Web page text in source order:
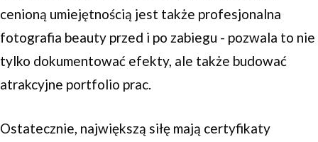
cenioną umiejętnością jest także profesjonalna
fotografia beauty przed i po zabiegu - pozwala to nie
tylko dokumentować efekty, ale także budować
atrakcyjne portfolio prac.
Ostatecznie, największą siłę mają certyfikaty